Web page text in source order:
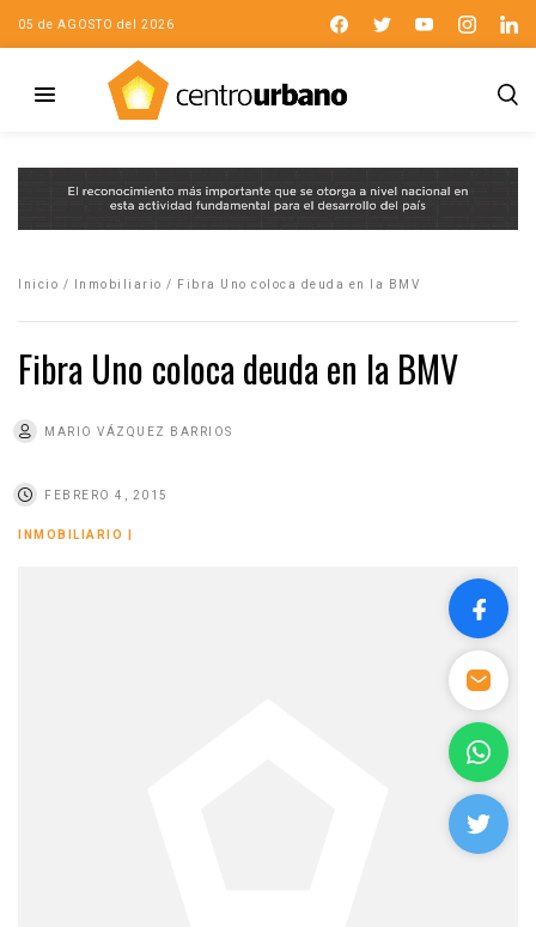
05 de AGOSTO del 2026
Inicio / Inmobiliario / Fibra Uno coloca deuda en la BMV
Fibra Uno coloca deuda en la BMV
MARIO VÁZQUEZ BARRIOS
FEBRERO 4, 2015
INMOBILIARIO